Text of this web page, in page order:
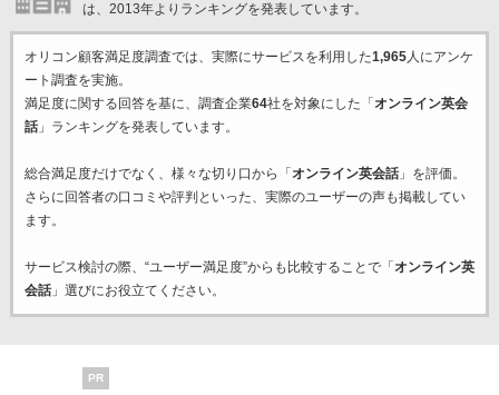
は、2013年よりランキングを発表しています。
オリコン顧客満足度調査では、実際にサービスを利用した1,965人にアンケ
ート調査を実施。
満足度に関する回答を基に、調査企業64社を対象にした「 オンライン英会
話」ランキングを発表しています。
総合満足度だけでなく、様々な切り口から「 オンライン英会話」を評価。
さらに回答者の口コミや評判といった、実際のユーザーの声も掲載してい
ます。
サービス検討の際、“ユーザー満足度”からも比較することで「 オンライン英
会話」選びにお役立てください。
PR